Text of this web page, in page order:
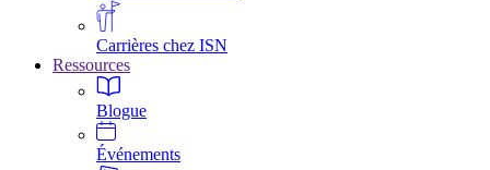
Carrières chez ISN
Ressources
Blogue
Événements